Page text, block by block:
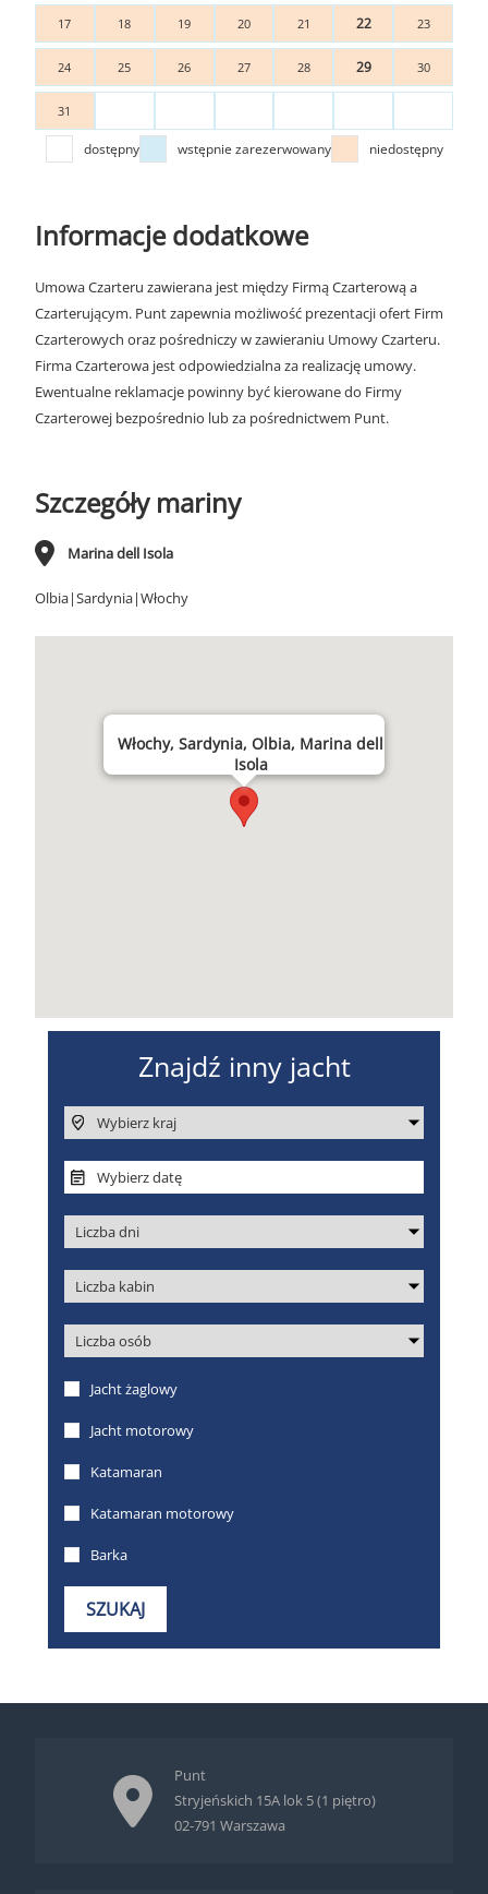
17 18 19 20 21 22 23
24 25 26 27 28 29 30
31
dostępny wstępnie zarezerwowany niedostępny
Informacje dodatkowe
Umowa Czarteru zawierana jest między Firmą Czarterową a
Czarterującym. Punt zapewnia możliwość prezentacji ofert Firm
Czarterowych oraz pośredniczy w zawieraniu Umowy Czarteru.
Firma Czarterowa jest odpowiedzialna za realizację umowy.
Ewentualne reklamacje powinny być kierowane do Firmy
Czarterowej bezpośrednio lub za pośrednictwem Punt.
Szczegóły mariny
Marina dell Isola
Olbia|Sardynia|Włochy
Włochy, Sardynia, Olbia, Marina dell
Isola
Punt
Stryjeńskich 15A lok 5 (1 piętro)
02-791 Warszawa